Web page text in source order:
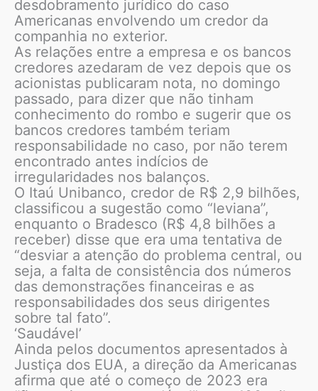
desdobramento jurídico do caso
Americanas envolvendo um credor da
companhia no exterior.
As relações entre a empresa e os bancos
credores azedaram de vez depois que os
acionistas publicaram nota, no domingo
passado, para dizer que não tinham
conhecimento do rombo e sugerir que os
bancos credores também teriam
responsabilidade no caso, por não terem
encontrado antes indícios de
irregularidades nos balanços.
O Itaú Unibanco, credor de R$ 2,9 bilhões,
classificou a sugestão como “leviana”,
enquanto o Bradesco (R$ 4,8 bilhões a
receber) disse que era uma tentativa de
“desviar a atenção do problema central, ou
seja, a falta de consistência dos números
das demonstrações financeiras e as
responsabilidades dos seus dirigentes
sobre tal fato”.
‘Saudável’
Ainda pelos documentos apresentados à
Justiça dos EUA, a direção da Americanas
afirma que até o começo de 2023 era